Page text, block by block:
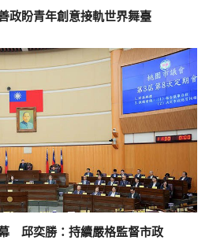
盼青年創意接軌世界舞臺
邱奕勝：持續嚴格監督市政